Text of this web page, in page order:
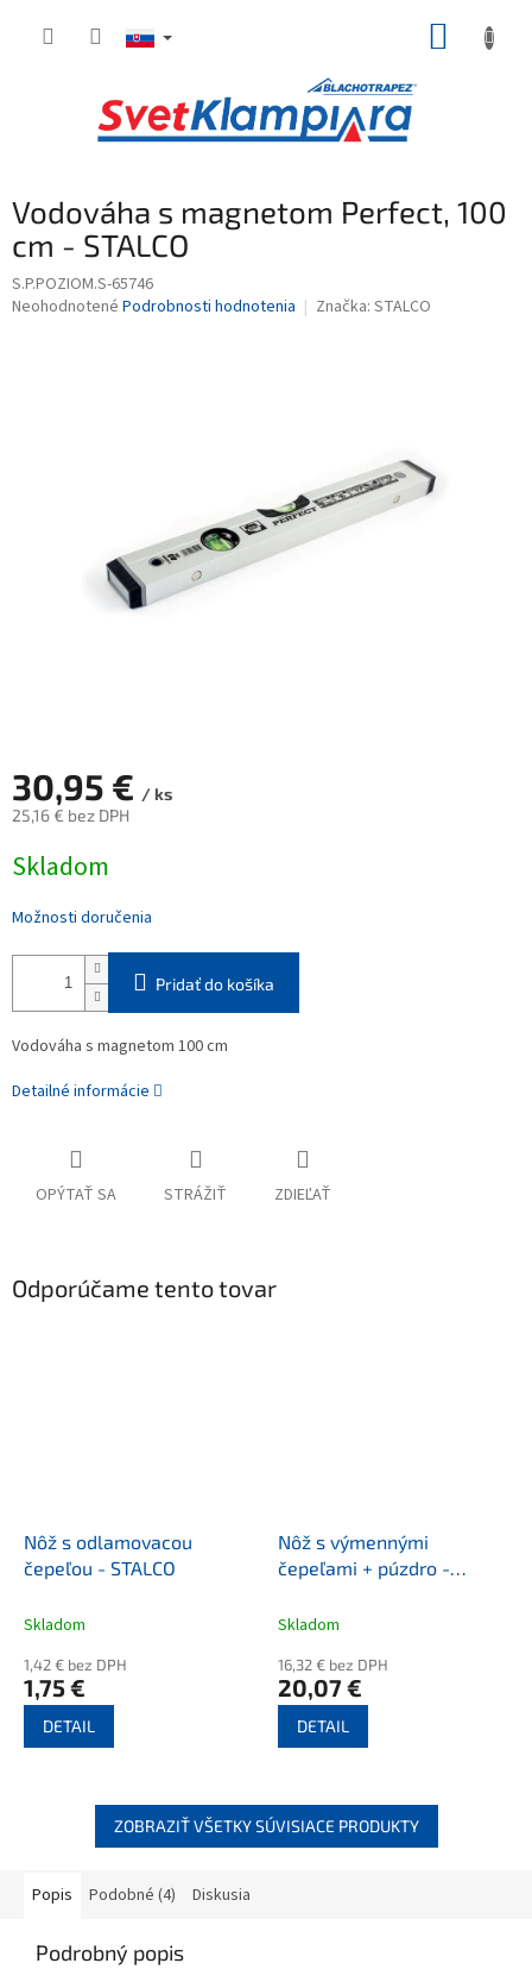
Vodováha s magnetom Perfect, 100
cm - STALCO
S.P.POZIOM.S-65746
Priemerné
Neohodnotené Podrobnosti hodnotenia Značka: STALCO
30,95 € / ks
25,16 € bez DPH
cena:
Skladom
Možnosti doručenia
Pridať do košíka
Vodováha s magnetom 100 cm
Detailné informácie
OPÝTAŤ SA STRÁŽIŤ ZDIEĽAŤ
Odporúčame tento tovar
Nôž s odlamovacou
čepeľou - STALCO
Skladom
1,42 € bez DPH
1,75 €
DETAIL
Nôž s výmennými
čepeľami + púzdro -
Skladom
16,32 € bez DPH
20,07 €
DETAIL
ZOBRAZIŤ VŠETKY SÚVISIACE PRODUKTY
Popis Podobné (4) Diskusia
Podrobný popis